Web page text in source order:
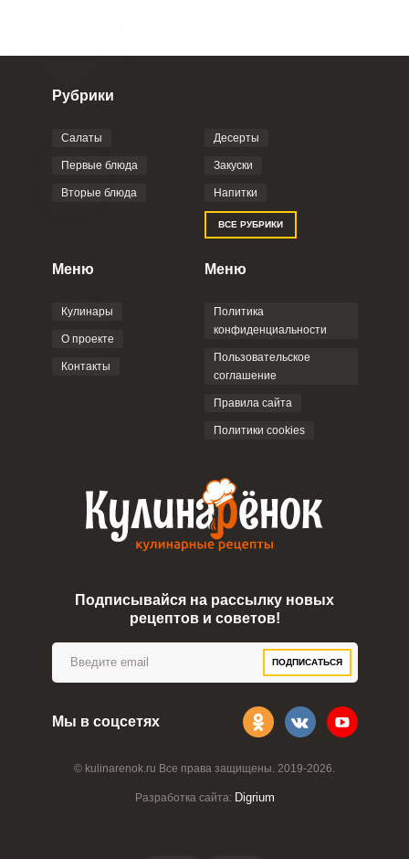
© kulinarenok.ru Все права защищены. 2019-2026.
Разработка сайта: Digrium
Рубрики
Салаты
Первые блюда
Вторые блюда
Десерты
Закуски
Напитки
ВСЕ РУБРИКИ
Меню
Кулинары
О проекте
Контакты
Меню
Политика
конфиденциальности
Пользовательское
соглашение
Правила сайта
Политики cookies
Подписывайся на рассылку новых
рецептов и советов!
ПОДПИСАТЬСЯ
Мы в соцсетях
ВХОД НА САЙТ РЕГИСТРАЦИЯ